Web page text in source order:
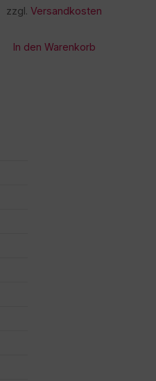
zzgl.Versandkosten
In den Warenkorb